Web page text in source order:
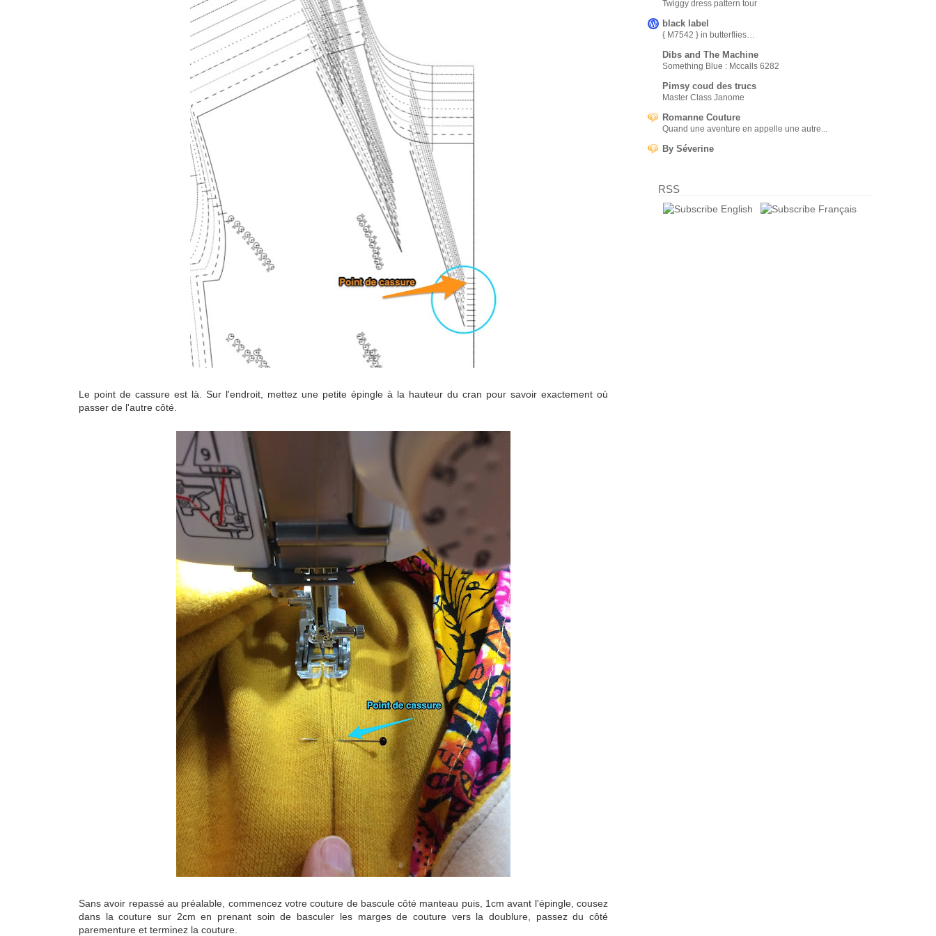
Le point de cassure est là. Sur l'endroit, mettez une petite épingle à la hauteur du cran pour savoir exactement où
passer de l'autre côté.
Sans avoir repassé au préalable, commencez votre couture de bascule côté manteau puis, 1cm avant l'épingle, cousez
dans la couture sur 2cm en prenant soin de basculer les marges de couture vers la doublure, passez du côté
parementure et terminez la couture.
Twiggy dress pattern tour
black label
{ M7542 } in butterflies…
Dibs and The Machine
Something Blue : Mccalls 6282
Pimsy coud des trucs
Master Class Janome
Romanne Couture
Quand une aventure en appelle une autre...
By Séverine
RSS
English Français